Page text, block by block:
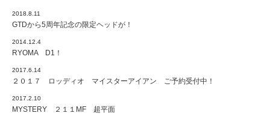
2018.8.11
GTDから5周年記念の限定ヘッドが！
2014.12.4
RYOMA D1！
2017.6.14
２０１７ ロッディオ マイスターアイアン ご予約受付中！
2017.2.10
MYSTERY ２１１MF 超平面